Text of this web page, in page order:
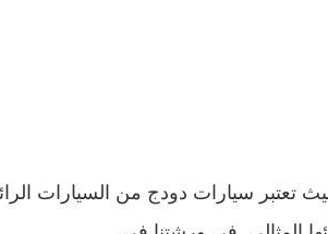
سيارات دودج من السيارات الرائدة